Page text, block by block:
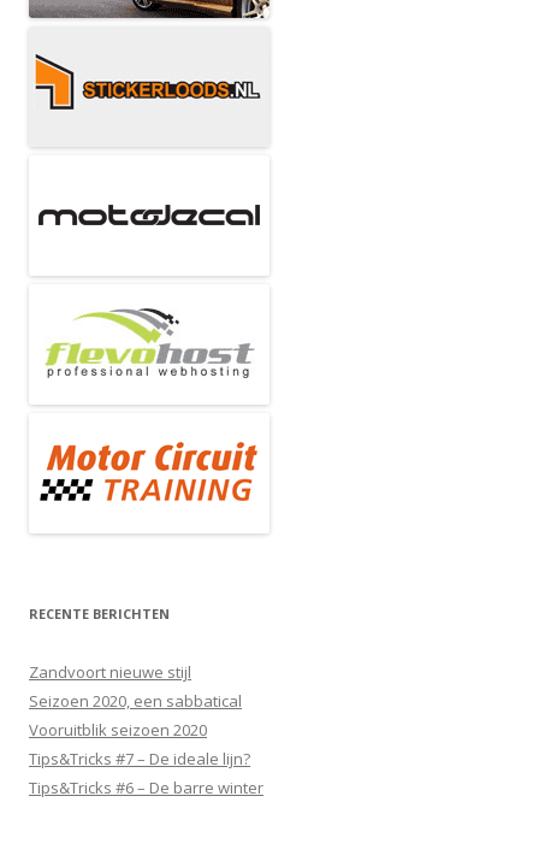
RECENTE BERICHTEN
Zandvoort nieuwe stijl
Seizoen 2020, een sabbatical
Vooruitblik seizoen 2020
Tips&Tricks #7 – De ideale lijn?
Tips&Tricks #6 – De barre winter